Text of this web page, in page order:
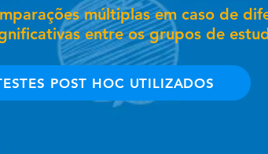
múltiplas em caso de
entre os grupos de
POST HOC UTILIZADOS